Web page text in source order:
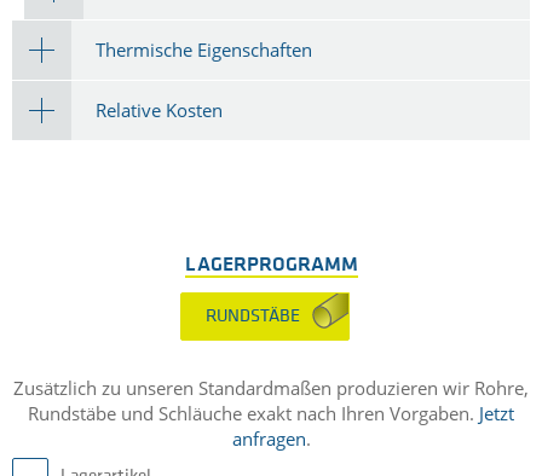
Thermische Eigenschaften
Relative Kosten
LAGERPROGRAMM
RUNDSTÄBE
Zusätzlich zu unseren Standardmaßen produzieren wir Rohre,
Rundstäbe und Schläuche exakt nach Ihren Vorgaben. Jetzt
anfragen.